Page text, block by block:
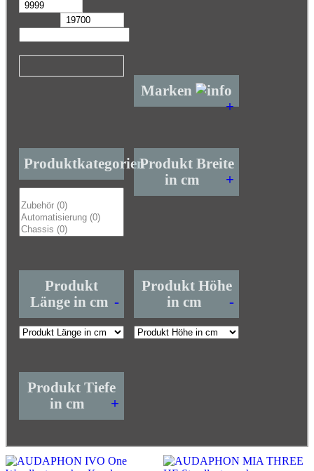
Marken
+
ProduktkategorienProdukt Breite
in cm
+
Produkt
Länge in cm -
Produkt Höhe
in cm
-
Produkt Tiefe
in cm
+